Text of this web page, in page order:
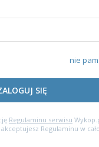
nie
SIĘ
Regulaminu serwisu
Regulaminu w